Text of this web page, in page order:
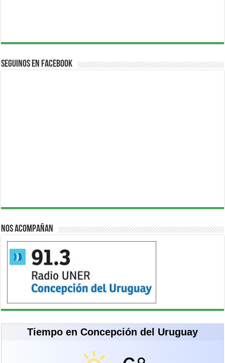
Seguinos en Facebook
Nos acompañan
Tiempo en Concepción del Uruguay